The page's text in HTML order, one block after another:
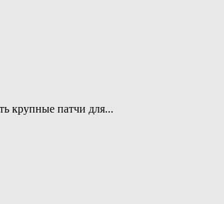
крупные патчи для...